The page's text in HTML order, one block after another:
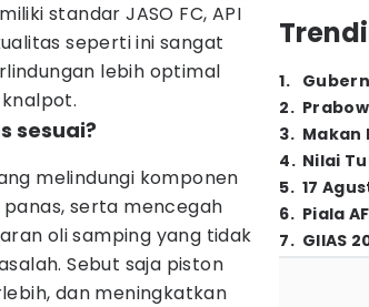
standar JASO FC, API
seperti ini sangat
lebih optimal
sesuai?
melindungi komponen
serta mencegah
oli samping yang tidak
Sebut saja piston
dan meningkatkan
1.
2.
3. Makan
4. Nilai
5. 17
6. Piala
7. GIIAS